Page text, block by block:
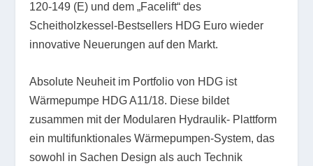
120-149 (E) und dem „Facelift“ des
Scheitholzkessel-Bestsellers HDG Euro wieder
innovative Neuerungen auf den Markt.
Absolute Neuheit im Portfolio von HDG ist
Wärmepumpe HDG A11/18. Diese bildet
zusammen mit der Modularen Hydraulik- Plattform
ein multifunktionales Wärmepumpen-System, das
sowohl in Sachen Design als auch Technik